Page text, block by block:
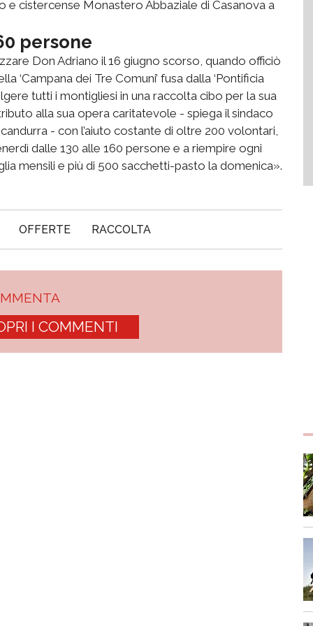
e cistercense Monastero Abbaziale di Casanova a
persone
Don Adriano il 16 giugno scorso, quando officiò
‘Campana dei Tre Comuni’ fusa dalla ‘Pontificia
tutti i montigliesi in una raccolta cibo per la sua
alla sua opera caritatevole - spiega il sindaco
- con l’aiuto costante di oltre 200 volontari,
dalle 130 alle 160 persone e a riempire ogni
mensili e più di 500 sacchetti-pasto la domenica».
OFFERTE RACCOLTA
I COMMENTI